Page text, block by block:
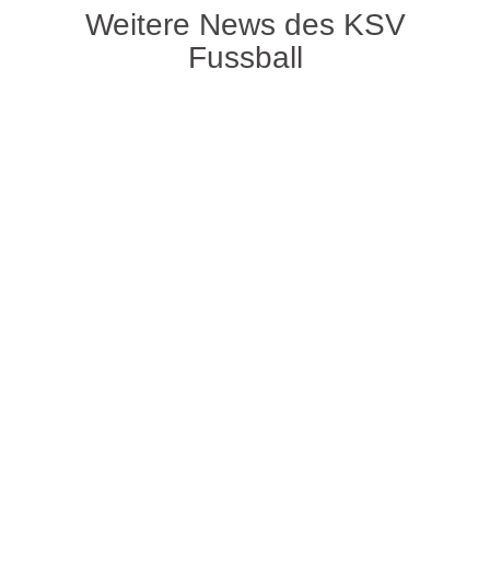
Weitere News des KSV
Fussball